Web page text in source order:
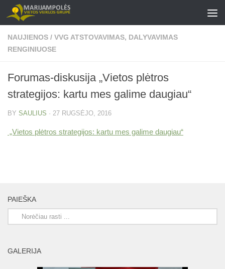
Skip to content
NAUJIENOS / VVG ATSTOVAVIMAS, DALYVAVIMAS
RENGINIUOSE
Forumas-diskusija „Vietos plėtros
strategijos: kartu mes galime daugiau“
BY SAULIUS · 27 RUGSĖJO, 2016
„Vietos plėtros strategijos: kartu mes galime daugiau“
PAIEŠKA
GALERIJA